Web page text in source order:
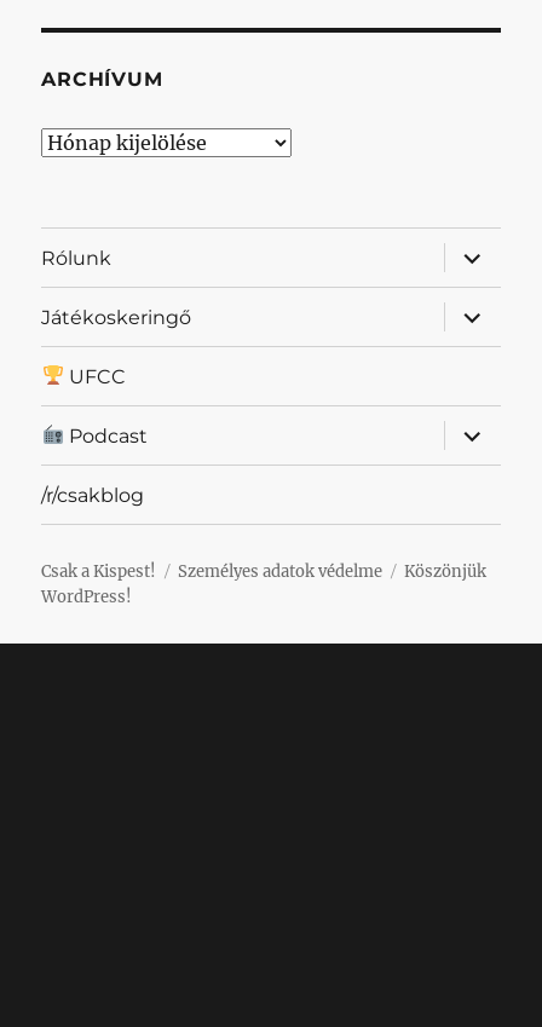
ARCHÍVUM
Archívum
Rólunk
almenü
Játékoskeringő
almenü
UFCC
Podcast
almenü
/r/csakblog
Csak a Kispest! Személyes adatok védelme
Köszönjük
WordPress!